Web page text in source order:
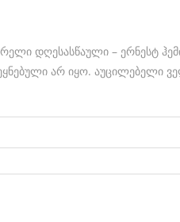
დღესასწაული – ერნესტ
არ იყო. აუცილებელი